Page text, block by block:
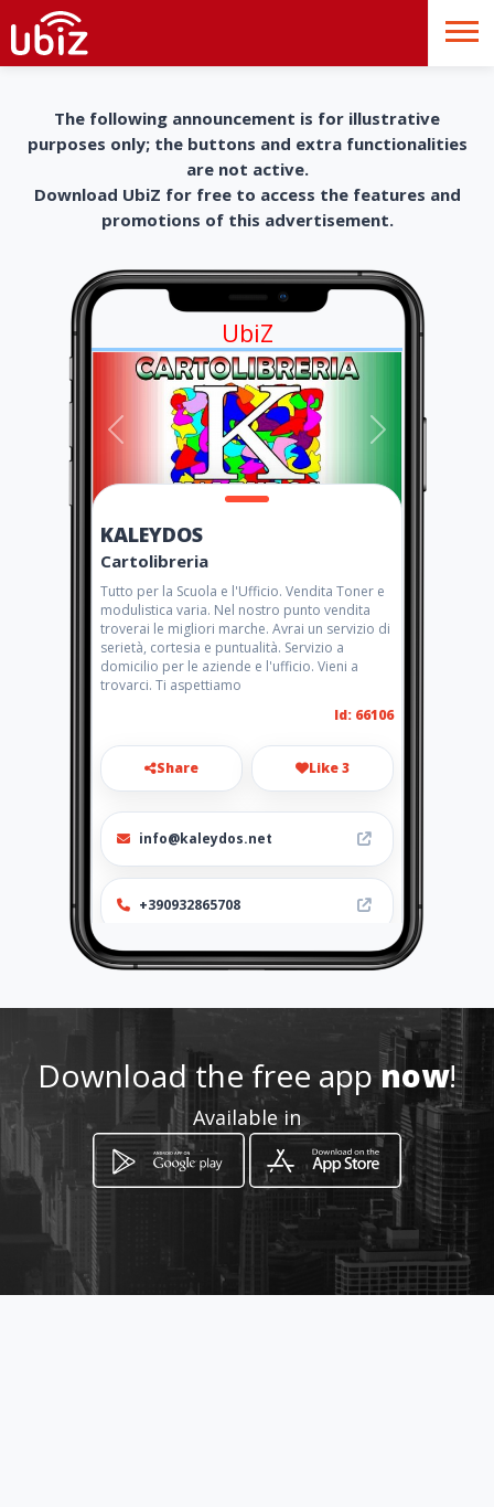
The following announcement is for illustrative
purposes only; the buttons and extra functionalities
are not active.
Download UbiZ for free to access the features and
promotions of this advertisement.
UbiZ
KALEYDOS
Cartolibreria
Tutto per la Scuola e l'Ufficio. Vendita Toner e
modulistica varia. Nel nostro punto vendita
troverai le migliori marche. Avrai un servizio di
serietà, cortesia e puntualità. Servizio a
domicilio per le aziende e l'ufficio. Vieni a
trovarci. Ti aspettiamo
Id: 66106
Share Like 3
info@kaleydos.net
+390932865708
Location -
Download the free appnow!
Available in